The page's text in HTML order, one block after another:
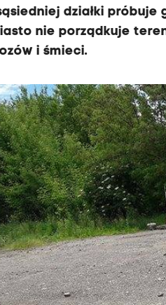
działki
nie porządkuje
i śmieci.